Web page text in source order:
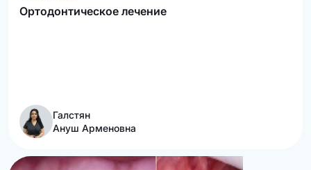
Ортодонтическое лечение
Галстян
Ануш Арменовна